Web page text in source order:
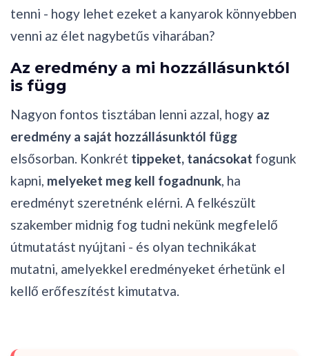
tenni - hogy lehet ezeket a kanyarok könnyebben
venni az élet nagybetűs viharában?
Az eredmény a mi hozzállásunktól
is függ
Nagyon fontos tisztában lenni azzal, hogy az
eredmény a saját hozzállásunktól függ
elsősorban. Konkrét tippeket, tanácsokat fogunk
kapni, melyeket meg kell fogadnunk, ha
eredményt szeretnénk elérni. A felkészült
szakember midnig fog tudni nekünk megfelelő
útmutatást nyújtani - és olyan technikákat
mutatni, amelyekkel eredményeket érhetünk el
kellő erőfeszítést kimutatva.